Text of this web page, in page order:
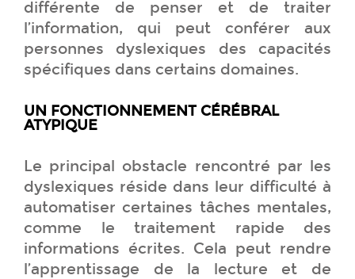
différente de penser et de traiter
l’information, qui peut conférer aux
personnes dyslexiques des capacités
spécifiques dans certains domaines.
UN FONCTIONNEMENT CÉRÉBRAL
ATYPIQUE
Le principal obstacle rencontré par les
dyslexiques réside dans leur difficulté à
automatiser certaines tâches mentales,
comme le traitement rapide des
informations écrites. Cela peut rendre
l’apprentissage de la lecture et de